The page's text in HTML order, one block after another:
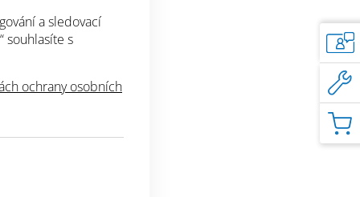
a sledovací
souhlasíte s
ochrany osobních